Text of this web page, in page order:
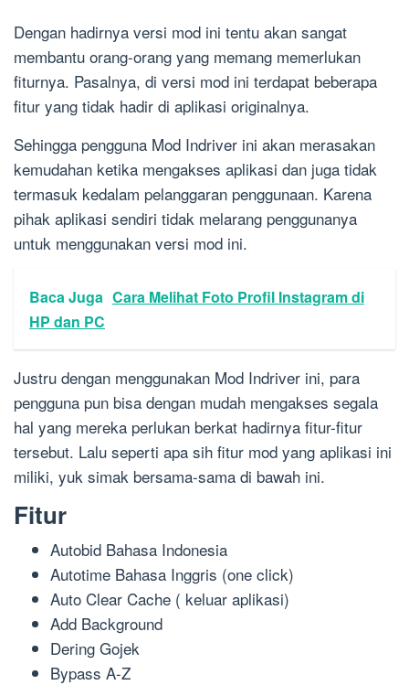
Dengan hadirnya versi mod ini tentu akan sangat
membantu orang-orang yang memang memerlukan
fiturnya. Pasalnya, di versi mod ini terdapat beberapa
fitur yang tidak hadir di aplikasi originalnya.
Sehingga pengguna Mod Indriver ini akan merasakan
kemudahan ketika mengakses aplikasi dan juga tidak
termasuk kedalam pelanggaran penggunaan. Karena
pihak aplikasi sendiri tidak melarang penggunanya
untuk menggunakan versi mod ini.
Baca Juga Cara Melihat Foto Profil Instagram di
HP dan PC
Justru dengan menggunakan Mod Indriver ini, para
pengguna pun bisa dengan mudah mengakses segala
hal yang mereka perlukan berkat hadirnya fitur-fitur
tersebut. Lalu seperti apa sih fitur mod yang aplikasi ini
miliki, yuk simak bersama-sama di bawah ini.
Fitur
Autobid Bahasa Indonesia
Autotime Bahasa Inggris (one click)
Auto Clear Cache ( keluar aplikasi)
Add Background
Dering Gojek
Bypass A-Z